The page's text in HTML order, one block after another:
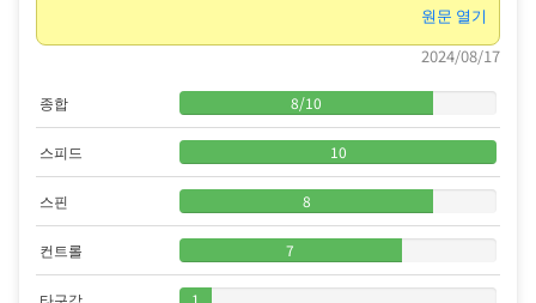
원문 열기
2024/08/17
종합 8/10
스피드 10
스핀 8
컨트롤 7